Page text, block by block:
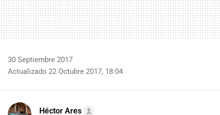
30 Septiembre 2017
Actualizado 22 Octubre 2017, 18:04
Héctor Ares